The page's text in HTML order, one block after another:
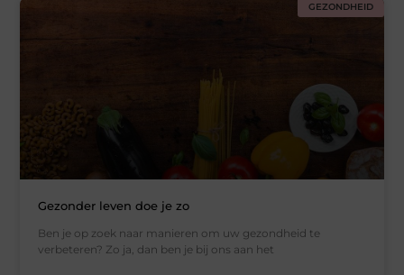
GEZONDHEID
Gezonder leven doe je zo
Ben je op zoek naar manieren om uw gezondheid te
verbeteren? Zo ja, dan ben je bij ons aan het